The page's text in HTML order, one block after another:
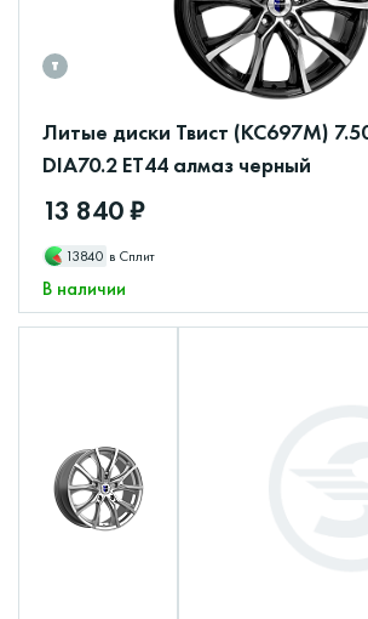
Литые диски Твист (КС697М)
DIA70.2 ET44 алмаз черный
13 840 ₽
13840 в Сплит
В наличии